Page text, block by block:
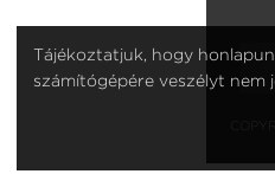
Tájékoztatjuk, hogy
számítógépére veszélyt nem